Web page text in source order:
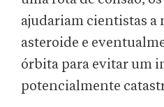
ajudariam cientistas a
asteroide e
órbita para evitar um
potencialmente